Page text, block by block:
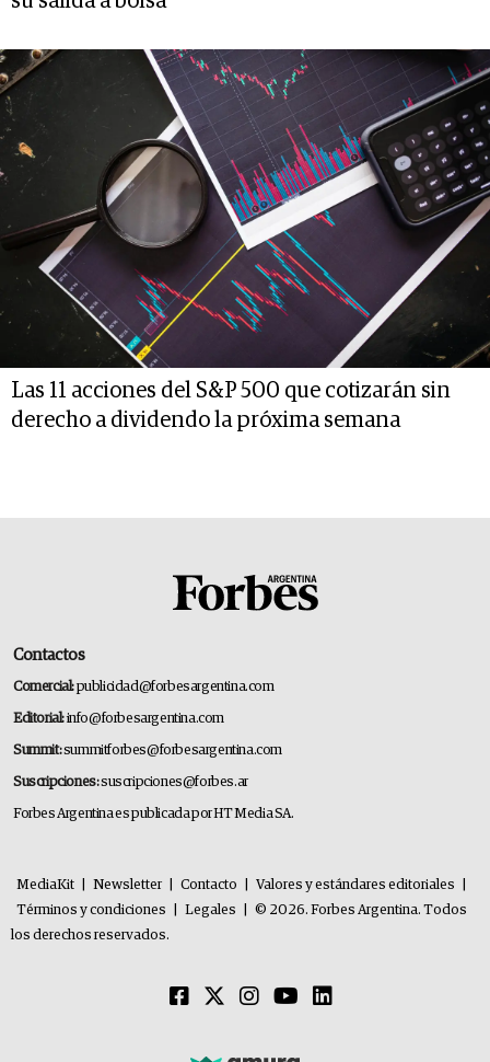
Las 11 acciones del S&P 500 que cotizarán sin
derecho a dividendo la próxima semana
Contactos
Comercial:publicidad@forbesargentina.com
Editorial:info@forbesargentina.com
Summit:summitforbes@forbesargentina.com
Suscripciones:suscripciones@forbes.ar
Forbes Argentina es publicada por HT Media SA.
MediaKit Newsletter Contacto Valores y estándares editoriales
Términos y condiciones
Legales
© 2026. Forbes Argentina. Todos
los derechos reservados.